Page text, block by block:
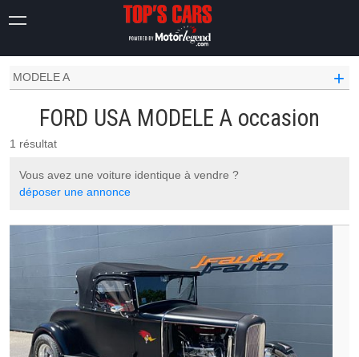
FORD USA OCCASION
MODELE A
+
FORD USA MODELE A occasion
1 résultat
Vous avez une voiture identique à vendre ?
déposer une annonce